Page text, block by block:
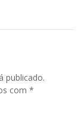
publicado.
com*